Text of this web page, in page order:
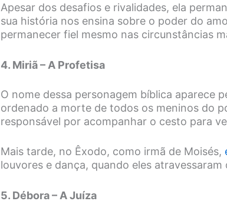
Apesar dos desafios e rivalidades, ela
sua história nos ensina sobre o poder do
permanecer fiel mesmo nas circunstâncias
4. Miriã – A Profetisa
O nome dessa personagem bíblica aparece
ordenado a morte de todos os meninos do
responsável por acompanhar o cesto para
Mais tarde, no Êxodo, como irmã de Moisés,
louvores e dança, quando eles
5. Débora – A Juíza